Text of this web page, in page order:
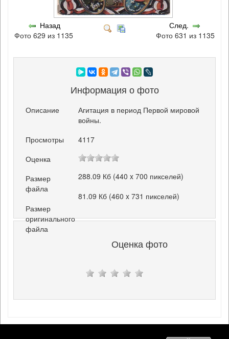
Назад
Фото 629 из 1135
След.
Фото 631 из 1135
Информация о фото
Описание
Агитация в период Первой мировой
войны.
Просмотры
4117
Оценка
Размер
файла
288.09 Кб (440 x 700 пикселей)
Размер
оригинального
файла
81.09 Кб (460 x 731 пикселей)
Оценка фото